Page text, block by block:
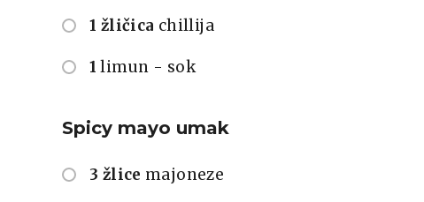
1 žličica chillija
1 limun - sok
Spicy mayo umak
3 žlice majoneze